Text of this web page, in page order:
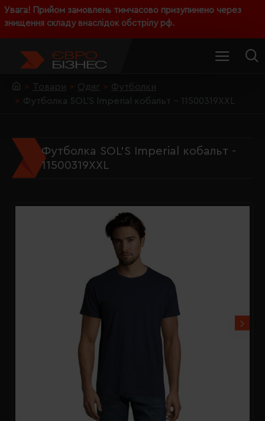
Увага! Прийом замовлень тимчасово призупинено через
знищення складу внаслідок обстрілу рф.
Товари Одяг
Футболки
Футболка SOL'S Imperial кобальт - 11500319XXL
Футболка SOL'S Imperial кобальт -
11500319XXL